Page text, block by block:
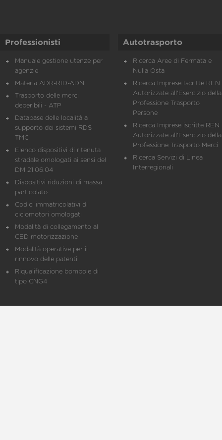
Professionisti
Manuale gestione utenze per
agenzie
Materia ADR-RID-ADN
Trasporto delle merci
deperibili - ATP
Database delle località a
supporto dei sistemi RDS
TMC
Elenco dispositivi di ritenuta
stradale omologati ai sensi del
DM 21.06.04
Dispositivi riduzioni di massa
particolato
Codici immatricolativi di
ciclomotori omologati
Modalità di collegamento al
CED motorizzazione
Modalità operative per il
rinnovo delle patenti
Riqualificazione bombole di
tipo CNG4
Autotrasporto
Ricerca Aree di Fermata e
Nulla Osta
Ricerca Imprese Iscritte REN
Autorizzate all'Esercizio della
Professione Trasporto
Persone
Ricerca Imprese iscritte REN
Autorizzate all'Esercizio della
Professione Trasporto Merci
Ricerca Servizi di Linea
Interregionali